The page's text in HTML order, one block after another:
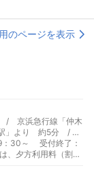
のページを表示
/ 京浜急行線「仲木
」より 約5分 / 京
：30～ 受付終了：
夕方利用料（割引
無休